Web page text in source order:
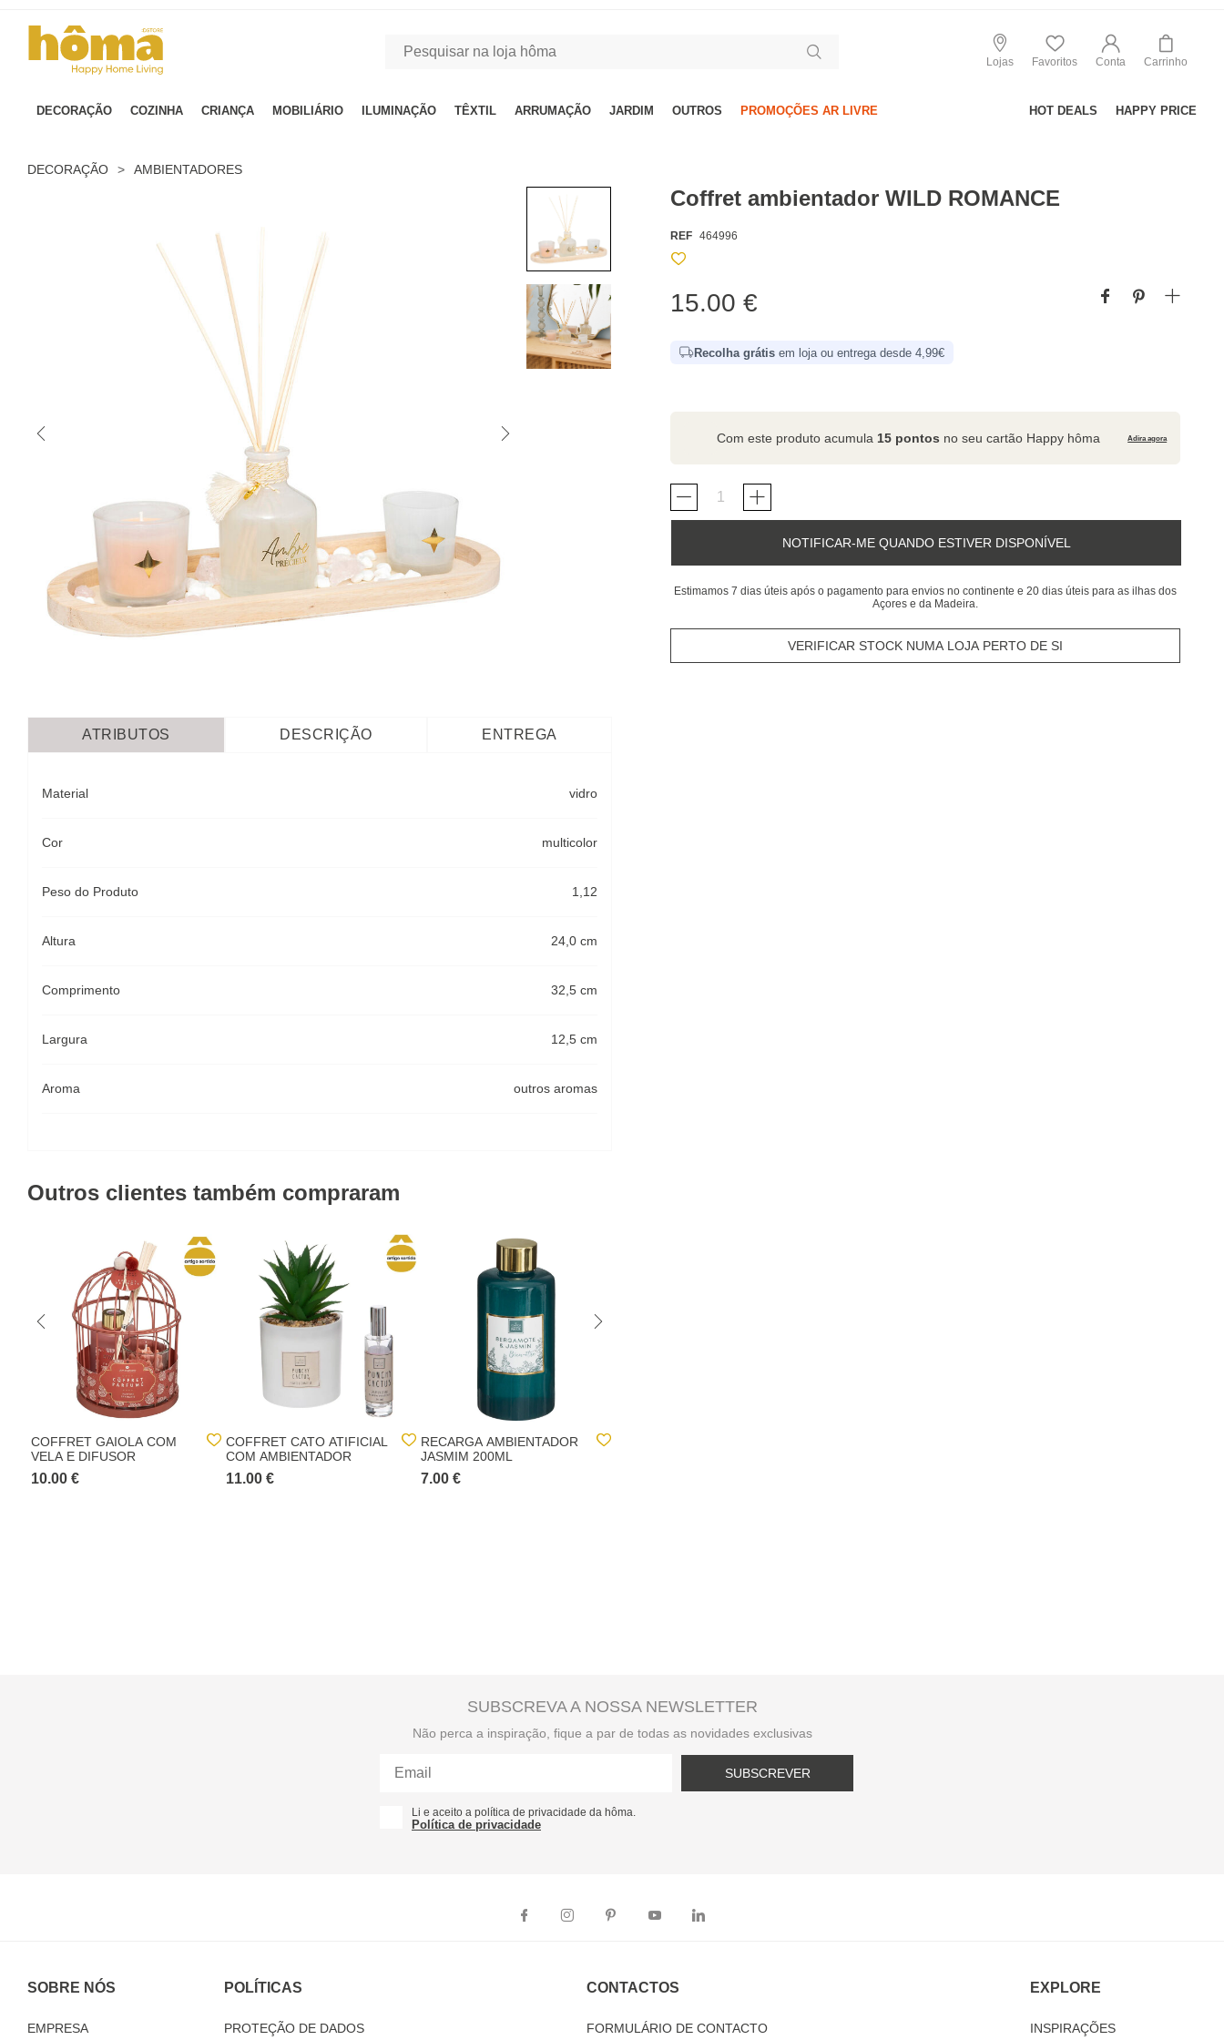
Lojas Favoritos Conta Carrinho
DECORAÇÃO COZINHA CRIANÇA MOBILIÁRIO ILUMINAÇÃO TÊXTIL ARRUMAÇÃO JARDIM OUTROS PROMOÇÕES AR LIVRE HOT DEALS HAPPY PRICE
DECORAÇÃO > AMBIENTADORES
Coffret ambientador WILD ROMANCE
REF 464996
15.00 €
Recolha grátis em loja ou entrega desde 4,99€
Com este produto acumula 15 pontos no seu cartão Happy hôma Adira agora
NOTIFICAR-ME QUANDO ESTIVER DISPONÍVEL
Estimamos 7 dias úteis após o pagamento para envios no continente e 20 dias úteis para as ilhas dos
Açores e da Madeira.
VERIFICAR STOCK NUMA LOJA PERTO DE SI
ATRIBUTOS DESCRIÇÃO ENTREGA
Material vidro
Cor multicolor
Peso do Produto 1,12
Altura 24,0 cm
Comprimento 32,5 cm
Largura 12,5 cm
Aroma outros aromas
Outros clientes também compraram
COFFRET GAIOLA COM
VELA E DIFUSOR
10.00 €
COFFRET CATO ATIFICIAL
COM AMBIENTADOR
11.00 €
RECARGA AMBIENTADOR
JASMIM 200ML
7.00 €
SUBSCREVA A NOSSA NEWSLETTER
Não perca a inspiração, fique a par de todas as novidades exclusivas
SUBSCREVER
Li e aceito a política de privacidade da hôma.
Política de privacidade
SOBRE NÓS
EMPRESA
POLÍTICAS
PROTEÇÃO DE DADOS
CONTACTOS
FORMULÁRIO DE CONTACTO
EXPLORE
INSPIRAÇÕES